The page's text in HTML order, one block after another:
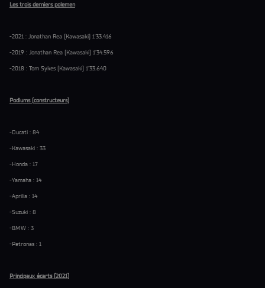
Les trois derniers polemen
-2021 : Jonathan Rea (Kawasaki) 1'33.416
-2019 : Jonathan Rea (Kawasaki) 1'34.596
-2018 : Tom Sykes (Kawasaki) 1'33.640
Podiums (constructeurs)
-Ducati : 84
-Kawasaki : 33
-Honda : 17
-Yamaha : 14
-Aprilia : 14
-Suzuki : 8
-BMW : 3
-Petronas : 1
Principaux écarts (2021)